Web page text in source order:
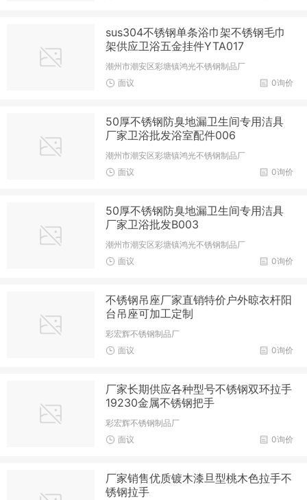
sus304不锈钢单条浴巾架不锈钢毛巾
架供应卫浴五金挂件YTA017
潮州市潮安区彩塘镇鸿光不锈钢制品厂
0询价
面议
50厚不锈钢防臭地漏卫生间专用洁具
厂家卫浴批发浴室配件006
潮州市潮安区彩塘镇鸿光不锈钢制品厂
0询价
面议
50厚不锈钢防臭地漏卫生间专用洁具
厂家卫浴批发B003
潮州市潮安区彩塘镇鸿光不锈钢制品厂
0询价
面议
不锈钢吊座厂家直销特价户外晾衣杆阳
台吊座可加工定制
彩宏辉不锈钢制品厂
0询价
面议
厂家长期供应各种型号不锈钢双环拉手
19230金属不锈钢把手
彩宏辉不锈钢制品厂
0询价
面议
厂家销售优质镀木漆旦型桃木色拉手不
锈钢拉手